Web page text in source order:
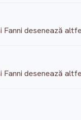
Fanni desenează
Fanni desenează